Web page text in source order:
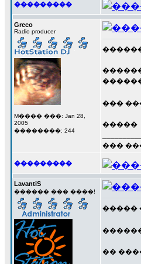
���������
Greco
Radio producer
M���� ���: Jan 28,
2005
��������: 244
���
�����
���
���������
LavantiS
������ ��� ����!
�����
��